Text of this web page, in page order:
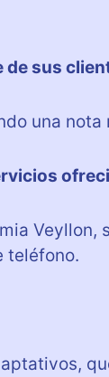
de sus
una nota
Veyllon,
teléfono.